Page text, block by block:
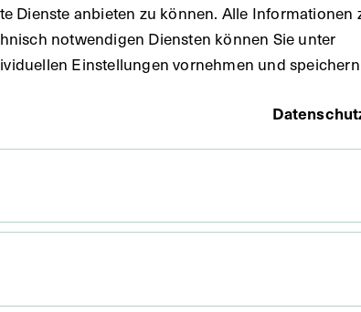
Dienste anbieten zu können. Alle Informationen
notwendigen Diensten können Sie unter
Einstellungen vornehmen und